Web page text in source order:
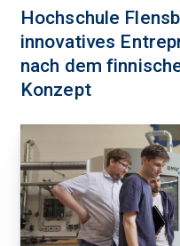
Hochschule
innovatives
nach dem
Konzept